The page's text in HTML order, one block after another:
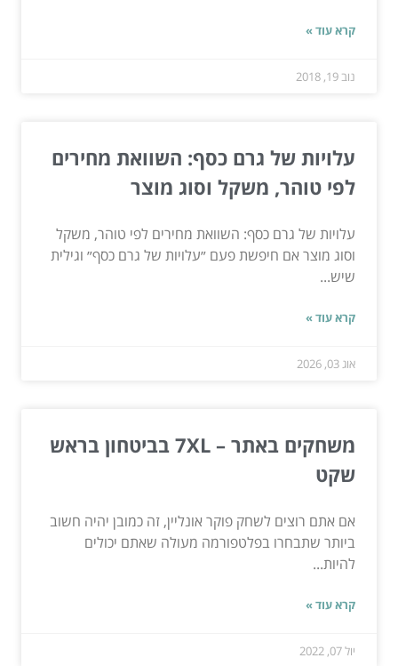
קרא עוד »
נוב 19, 2018
עלויות של גרם כסף: השוואת מחירים
לפי טוהר, משקל וסוג מוצר
עלויות של גרם כסף: השוואת מחירים לפי טוהר, משקל
וסוג מוצר אם חיפשת פעם ״עלויות של גרם כסף״ וגילית
שיש...
קרא עוד »
אוג 03, 2026
משחקים באתר – 7XL בביטחון בראש
שקט
אם אתם רוצים לשחק פוקר אונליין, זה כמובן יהיה חשוב
ביותר שתבחרו בפלטפורמה מעולה שאתם יכולים
להיות...
קרא עוד »
יול 07, 2022